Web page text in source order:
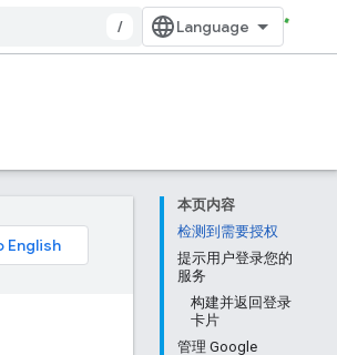
/
本页内容
检测到需要授权
提示用户登录您的
服务
构建并返回登录
卡片
管理 Google